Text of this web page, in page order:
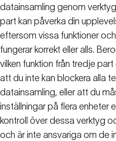
datainsamling genom
part kan påverka din
eftersom vissa funktioner
fungerar korrekt eller alls.
vilken funktion från tredje
att du inte kan blockera alla
datainsamling, eller att du
inställningar på flera enheter
kontroll över dessa verktyg
och är inte ansvariga om de